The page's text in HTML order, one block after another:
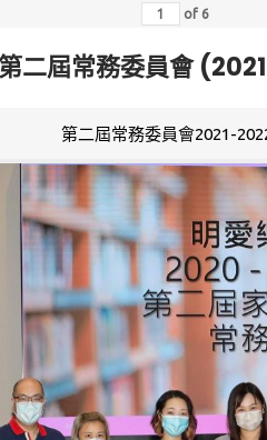
of 6
二屆常務委員會
第二屆常務委員會2021-